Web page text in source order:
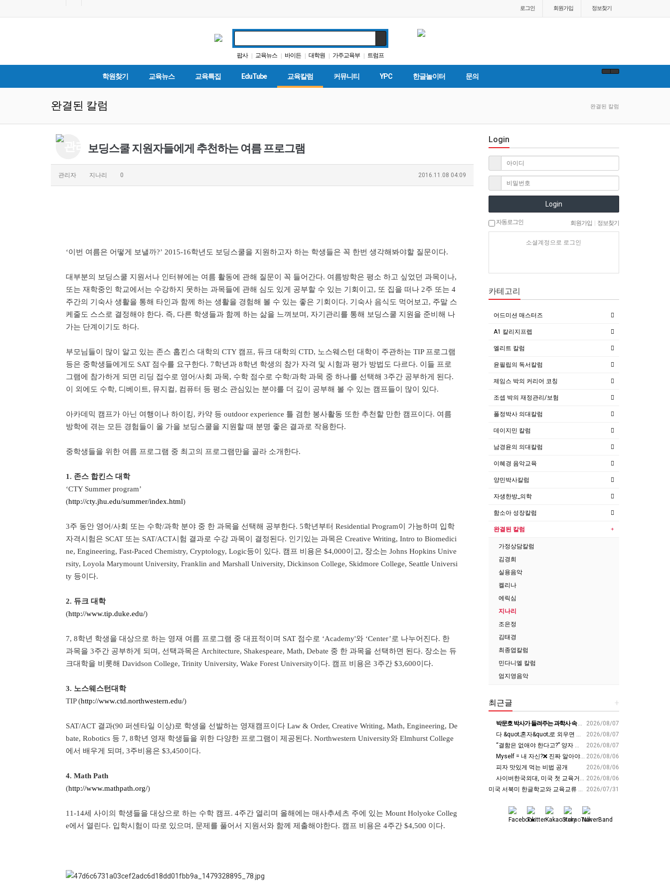
로그인 회원가입 정보찾기
팝사 | 교육뉴스 | 바이든 | 대학원 | 가주교육부 | 트럼프
| 교육정책 | LA교육구 | 특별활동 | 학자금
학원찾기 교육뉴스 교육특집 EduTube 교육칼럼 커뮤니티 YPC 한글놀이터 문의
완결된 칼럼 완결된 칼럼
보딩스쿨 지원자들에게 추천하는 여름 프로그램
관리자 지나리 0 2016.11.08 04:09
‘이번 여름은 어떻게 보낼까?’ 2015-16학년도 보딩스쿨을 지원하고자 하는 학생들은 꼭 한번 생각해봐야할 질문이다.
대부분의 보딩스쿨 지원서나 인터뷰에는 여름 활동에 관해 질문이 꼭 들어간다. 여름방학은 평소 하고 싶었던 과목이나,
또는 재학중인 학교에서는 수강하지 못하는 과목들에 관해 심도 있게 공부할 수 있는 기회이고, 또 집을 떠나 2주 또는 4
주간의 기숙사 생활을 통해 타인과 함께 하는 생활을 경험해 볼 수 있는 좋은 기회이다. 기숙사 음식도 먹어보고, 주말 스
케줄도 스스로 결정해야 한다. 즉, 다른 학생들과 함께 하는 삶을 느껴보며 , 자기관리를 통해 보딩스쿨 지원을 준비해 나
가는 단계이기도 하다.
부모님들이 많이 알고 있는 존스 홉킨스 대학의 CTY 캠프, 듀크 대학의 CTD, 노스웨스턴 대학이 주관하는 TIP 프로그램
등은 중학생들에게도 SAT 점수를 요구한다. 7학년과 8학년 학생의 참가 자격 및 시험과 평가 방법도 다르다. 이들 프로
그램에 참가하게 되면 리딩 접수로 영어/사회 과목, 수학 점수로 수학/과학 과목 중 하나를 선택해 3주간 공부하게 된다.
이 외에도 수학, 디베이트, 뮤지컬, 컴퓨터 등 평소 관심있는 분야를 더 깊이 공부해 볼 수 있는 캠프들이 많이 있다.
아카데믹 캠프가 아닌 여행이나 하이킹, 카약 등 outdoor experience 틀 겸한 봉사활동 또한 추천할 만한 캠프이다. 여름
방학에 겪는 모든 경험들이 올 가을 보딩스쿨을 지원할 때 분명 좋은 결과로 작용한다.
중학생들을 위한 여름 프로그램 중 최고의 프로그램만을 골라 소개한다.
1. 존스 합킨스 대학
‘CTY Summer program’
(http://cty.jhu.edu/summer/index.html)
3주 동안 영어/사회 또는 수학/과학 분야 중 한 과목을 선택해 공부한다. 5학년부터 Residential Program이 가능하며 입학
자격시험은 SCAT 또는 SAT/ACT시험 결과로 수강 과목이 결정된다. 인기있는 과목은 Creative Writing, Intro to Biomedici
ne, Engineering, Fast-Paced Chemistry, Cryptology, Logic등이 있다. 캠프 비용은 $4,000이고, 장소는 Johns Hopkins Unive
rsity, Loyola Marymount University, Franklin and Marshall University, Dickinson College, Skidmore College, Seattle Universi
ty 등이다.
2. 듀크 대학
(http://www.tip.duke.edu/)
7, 8학년 학생을 대상으로 하는 영재 여름 프로그램 중 대표적이며 SAT 점수로 ‘Academy'와 ‘Center’로 나누어진다. 한
과목을 3주간 공부하게 되며 , 선택과목은 Architecture, Shakespeare, Math, Debate 중 한 과목을 선택하면 된다. 장소는 듀
크대학을 비롯해 Davidson College, Trinity University, Wake Forest University이다. 캠프 비용은 3주간 $3,600이다.
3. 노스웨스턴대학
TIP (http://www.ctd.northwestern.edu/)
SAT/ACT 결과(90 퍼센타일 이상)로 학생을 선발하는 영재캠프이다 Law & Order, Creative Writing, Math, Engineering, De
bate, Robotics 등 7, 8학년 영재 학생들을 위한 다양한 프로그램이 제공된다. Northwestern University와 Elmhurst College
에서 배우게 되며 , 3주비용은 $3,450이다.
4. Math Path
(http://www.mathpath.org/)
11-14세 사이의 학생들을 대상으로 하는 수학 캠프. 4주간 열리며 올해에는 매사추세츠 주에 있는 Mount Holyoke Colleg
e에서 열린다. 입학시험이 따로 있으며 , 문제를 풀어서 지원서와 함께 제출해야한다. 캠프 비용은 4주간 $4,500 이다.
Login
Login
자동로그인 회원가입 정보찾기
소셜계정으로 로그인
카테고리
어드미션 매스터즈
A1 칼리지프렙
엘리트 칼럼
윤필립의 독서칼럼
제임스 박의 커리어 코칭
조셉 박의 재정관리/보험
폴정박사 의대칼럼
데이지민 칼럼
남경윤의 의대칼럼
이혜경 음악교육
양민박사칼럼
자생한방_의학
함소아 성장칼럼
완결된 칼럼
가정상담칼럼
김경희
실용음악
켈리나
에릭심
지나리
조은정
김태경
최종엽칼럼
민다니엘 칼럼
엄지영음악
+
최근글
2026/08/07
박문호 박사가 들려주는 과학사 속 결정적 순간들! 직관을 뛰어넘는 과학적 통찰 : 생각하는 청소년을 위한 과학 시리즈 1부(feat.박문호 박사)
2026/08/07
다 &quot;혼자&quot;로 외우면 틀려요. Alone????By myself????On my own
2026/08/07
“결함은 없애야 한다고?” 양자 연구자가 밝힌 신비: 없애려던 흠이 무기가 되는 방법 | 이정현 KIST 양자기술연구단 선임연구원 | 양자 컴퓨터 인생 | 세바시 2121회
2026/08/06
Myself = 내 자신?❌ 진짜 알아야 할 뜻????
2026/08/06
피자 맛있게 먹는 비법 공개
2026/08/06
사이버한국외대, 미국 첫 교육거점 구축…뉴욕에 미주글로벌센터 개소 - 재외동포신문
2026/07/31
미국 서북미 한글학교와 교육교류 첫 물꼬 - 사회적경제뉴스